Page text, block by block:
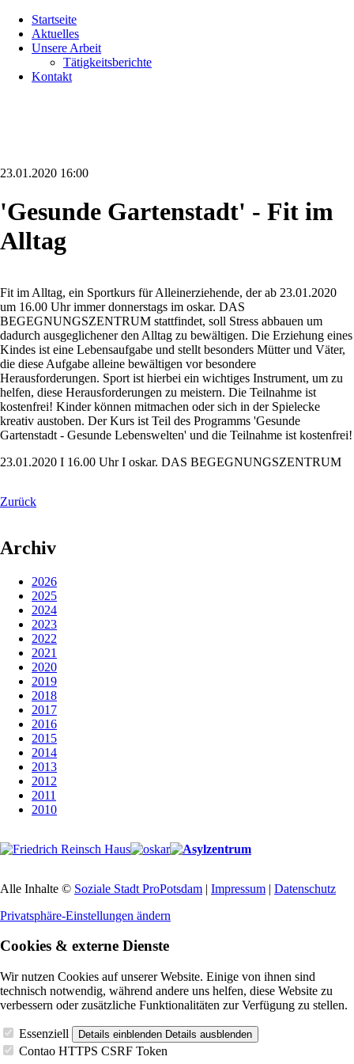
überspringen
Startseite
Aktuelles
Unsere Arbeit
Tätigkeitsberichte
Kontakt
23.01.2020 16:00
'Gesunde Gartenstadt' - Fit im
Alltag
Fit im Alltag, ein Sportkurs für Alleinerziehende, der ab 23.01.2020
um 16.00 Uhr immer donnerstags im oskar. DAS
BEGEGNUNGSZENTRUM stattfindet, soll Stress abbauen um
dadurch ausgeglichener den Alltag zu bewältigen. Die Erziehung eines
Kindes ist eine Lebensaufgabe und stellt besonders Mütter und Väter,
die diese Aufgabe alleine bewältigen vor besondere
Herausforderungen. Sport ist hierbei ein wichtiges Instrument, um zu
helfen, diese Herausforderungen zu meistern. Die Teilnahme ist
kostenfrei! Kinder können mitmachen oder sich in der Spielecke
kreativ austoben. Der Kurs ist Teil des Programms 'Gesunde
Gartenstadt - Gesunde Lebenswelten' und die Teilnahme ist kostenfrei!
23.01.2020 I 16.00 Uhr I oskar. DAS BEGEGNUNGSZENTRUM
Zurück
Archiv
2026
2025
2024
2023
2022
2021
2020
2019
2018
2017
2016
2015
2014
2013
2012
2011
2010
Alle Inhalte © Soziale Stadt ProPotsdam | Impressum | Datenschutz
Privatsphäre-Einstellungen ändern
Cookies & externe Dienste
Wir nutzen Cookies auf unserer Website. Einige von ihnen sind
technisch notwendig, während andere uns helfen, diese Website zu
verbessern oder zusätzliche Funktionalitäten zur Verfügung zu stellen.
Essenziell Details einblenden Details ausblenden
Contao HTTPS CSRF Token